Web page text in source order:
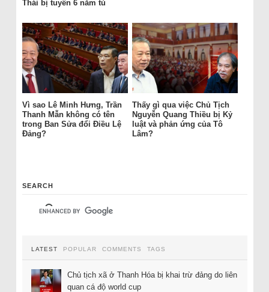
Thái bị tuyên 6 năm tù
Vì sao Lê Minh Hưng, Trần
Thanh Mẫn không có tên
trong Ban Sửa đổi Điều Lệ
Đảng?
Thấy gì qua việc Chủ Tịch
Nguyễn Quang Thiều bị Kỷ
luật và phản ứng của Tô
Lâm?
SEARCH
LATEST POPULAR COMMENTS TAGS
Chủ tịch xã ở Thanh Hóa bị khai trừ đảng do liên
quan cá độ world cup